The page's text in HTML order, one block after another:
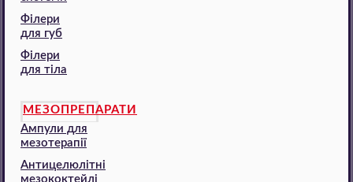
Філери
для губ
Філери
для тіла
МЕЗОПРЕПАРАТИ
Ампули для
мезотерапії
Антицелюлітні
мезококтейлі